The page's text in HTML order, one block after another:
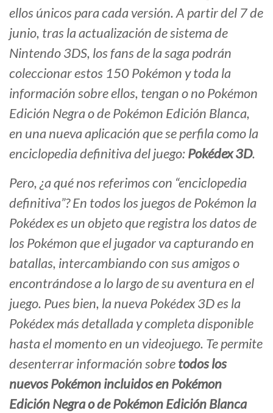
ellos únicos para cada versión. A partir del 7 de
junio, tras la actualización de sistema de
Nintendo 3DS, los fans de la saga podrán
coleccionar estos 150 Pokémon y toda la
información sobre ellos, tengan o no Pokémon
Edición Negra o de Pokémon Edición Blanca,
en una nueva aplicación que se perfila como la
enciclopedia definitiva del juego:Pokédex 3D.
Pero, ¿a qué nos referimos con “enciclopedia
definitiva”? En todos los juegos de Pokémon la
Pokédex es un objeto que registra los datos de
los Pokémon que el jugador va capturando en
batallas, intercambiando con sus amigos o
encontrándose a lo largo de su aventura en el
juego. Pues bien, la nueva Pokédex 3D es la
Pokédex más detallada y completa disponible
hasta el momento en un videojuego. Te permite
desenterrar información sobretodos los
nuevos Pokémon incluidos en Pokémon
Edición Negra o de Pokémon Edición Blanca